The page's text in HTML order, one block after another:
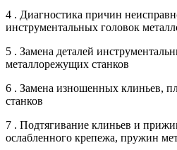
4 . Диагностика причин
инструментальных головок
5 . Замена деталей
металлорежущих станков
6 . Замена изношенных клиньев,
станков
7 . Подтягивание клиньев и
ослабленного крепежа, пружин